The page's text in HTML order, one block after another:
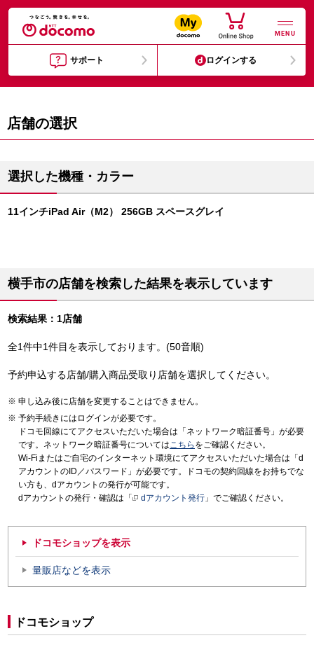
MENU
サポート ログインする
店舗の選択
選択した機種・カラー
11インチiPad Air（M2） 256GB スペースグレイ
横手市の店舗を検索した結果を表示しています
検索結果：1店舗
全1件中1件目を表示しております。(50音順)
予約申込する店舗/購入商品受取り店舗を選択してください。
申し込み後に店舗を変更することはできません。
予約手続きにはログインが必要です。
ドコモ回線にてアクセスいただいた場合は「ネットワーク暗証番号」が必要
です。ネットワーク暗証番号についてはこちら をご確認ください。
Wi-Fiまたはご自宅のインターネット環境にてアクセスいただいた場合は「d
アカウントのID／パスワード」が必要です。ドコモの契約回線をお持ちでな
い方も、dアカウントの発行が可能です。
dアカウントの発行・確認は「
dアカウント発行 」でご確認ください。
ドコモショップを表示
量販店などを表示
ドコモショップ